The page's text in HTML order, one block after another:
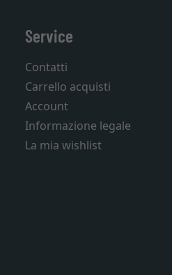
Service
Contatti
Carrello acquisti
Account
Informazione legale
La mia wishlist